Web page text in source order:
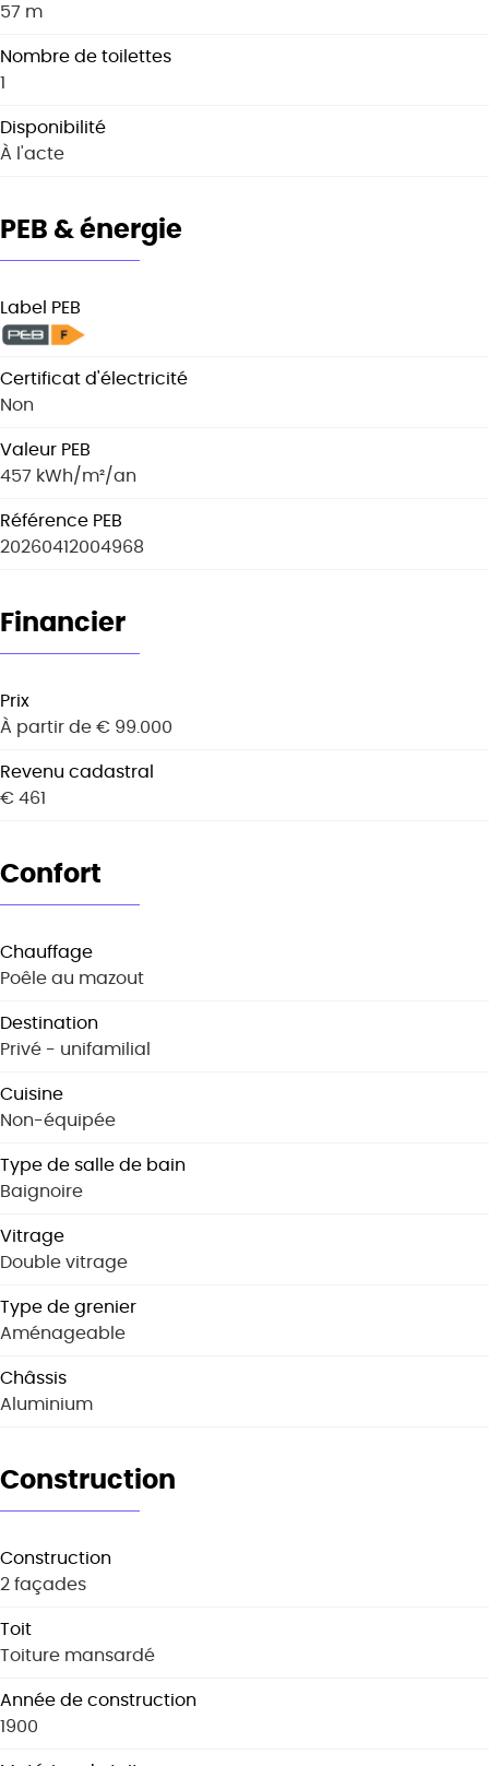
57 m
Nombre de toilettes
1
Disponibilité
À l'acte
PEB & énergie
Label PEB
Certificat d'électricité
Non
Valeur PEB
457 kWh/m²/an
Référence PEB
20260412004968
Financier
Prix
À partir de € 99.000
Revenu cadastral
€ 461
Confort
Chauffage
Poêle au mazout
Destination
Privé - unifamilial
Cuisine
Non-équipée
Type de salle de bain
Baignoire
Vitrage
Double vitrage
Type de grenier
Aménageable
Châssis
Aluminium
Construction
Construction
2 façades
Toit
Toiture mansardé
Année de construction
1900